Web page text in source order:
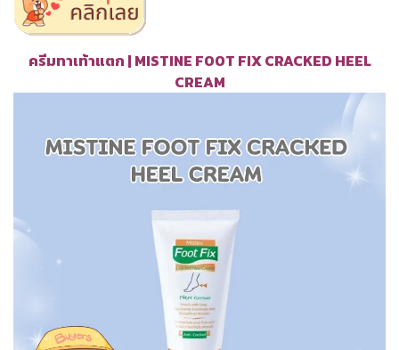
ครีมทาเท้าแตก | MISTINE FOOT FIX CRACKED HEEL
CREAM